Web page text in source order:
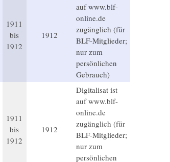
1911
bis
1912
1912
auf www.blf-
online.de
zugänglich (für
BLF-Mitglieder;
nur zum
persönlichen
Gebrauch)
1911
bis
1912
1912
Digitalisat ist
auf www.blf-
online.de
zugänglich (für
BLF-Mitglieder;
nur zum
persönlichen